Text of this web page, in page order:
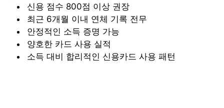
신용 점수 800점 이상 권장
최근 6개월 이내 연체 기록 전무
안정적인 소득 증명 가능
양호한 카드 사용 실적
소득 대비 합리적인 신용카드 사용 패턴